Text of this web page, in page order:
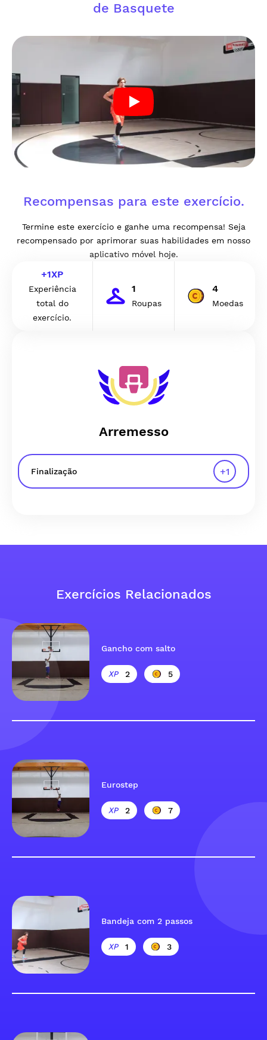
de Basquete
Recompensas para este exercício.
Termine este exercício e ganhe uma recompensa! Seja
recompensado por aprimorar suas habilidades em nosso
aplicativo móvel hoje.
+1XP
Experiência
total do
exercício.
1
Roupas
4
Moedas
Arremesso
Finalização +1
Exercícios Relacionados
Gancho com salto
2 5
Eurostep
2 7
Bandeja com 2 passos
1 3